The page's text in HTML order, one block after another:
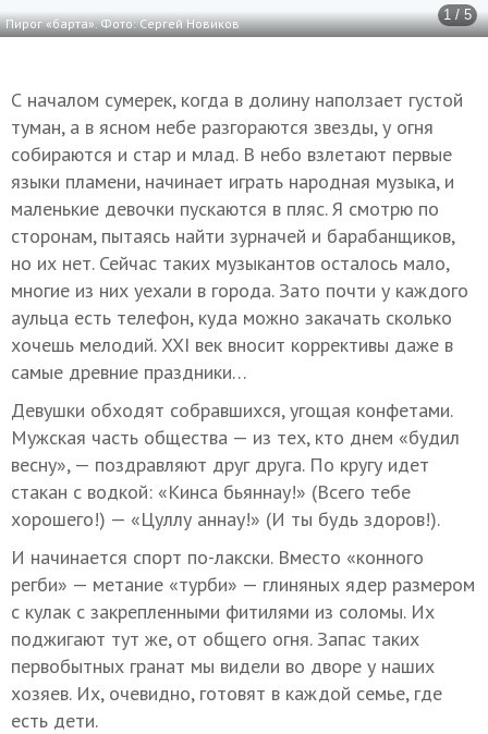
1 / 5
Пирог «барта». Фото: Сергей Новиков
С началом сумерек, когда в долину наползает густой
туман, а в ясном небе разгораются звезды, у огня
собираются и стар и млад. В небо взлетают первые
языки пламени, начинает играть народная музыка, и
маленькие девочки пускаются в пляс. Я смотрю по
сторонам, пытаясь найти зурначей и барабанщиков,
но их нет. Сейчас таких музыкантов осталось мало,
многие из них уехали в города. Зато почти у каждого
аульца есть телефон, куда можно закачать сколько
хочешь мелодий. XXI век вносит коррективы даже в
самые древние праздники…
Девушки обходят собравшихся, угощая конфетами.
Мужская часть общества — из тех, кто днем «будил
весну», — поздравляют друг друга. По кругу идет
стакан с водкой: «Кинса бьяннау!» (Всего тебе
хорошего!) — «Цуллу аннау!» (И ты будь здоров!).
И начинается спорт по-лакски. Вместо «конного
регби» — метание «турби» — глиняных ядер размером
с кулак с закрепленными фитилями из соломы. Их
поджигают тут же, от общего огня. Запас таких
первобытных гранат мы видели во дворе у наших
хозяев. Их, очевидно, готовят в каждой семье, где
есть дети.